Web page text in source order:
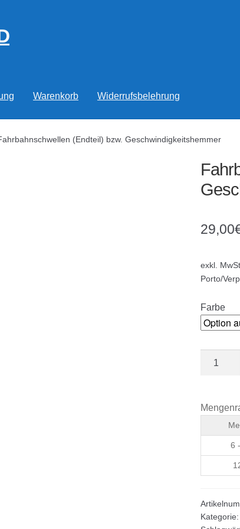
Warenkorb Widerrufsbelehrung
(Endteil) bzw. Geschwindigkeitshemmer
29,00
exkl. MwSt.
Porto/
Farbe
Menge
6
Kategorie: